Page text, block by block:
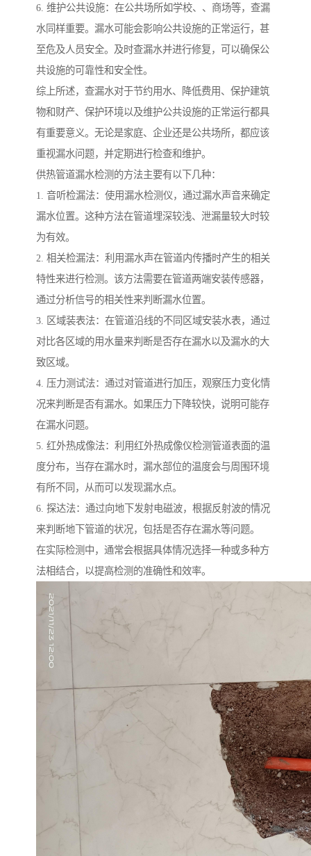
6. 维护公共设施：在公共场所如学校、、商场等，查漏
水同样重要。漏水可能会影响公共设施的正常运行，甚
至危及人员安全。及时查漏水并进行修复，可以确保公
共设施的可靠性和安全性。
综上所述，查漏水对于节约用水、降低费用、保护建筑
物和财产、保护环境以及维护公共设施的正常运行都具
有重要意义。无论是家庭、企业还是公共场所，都应该
重视漏水问题，并定期进行检查和维护。
供热管道漏水检测的方法主要有以下几种：
1. 音听检漏法：使用漏水检测仪，通过漏水声音来确定
漏水位置。这种方法在管道埋深较浅、泄漏量较大时较
为有效。
2. 相关检漏法：利用漏水声在管道内传播时产生的相关
特性来进行检测。该方法需要在管道两端安装传感器，
通过分析信号的相关性来判断漏水位置。
3. 区域装表法：在管道沿线的不同区域安装水表，通过
对比各区域的用水量来判断是否存在漏水以及漏水的大
致区域。
4. 压力测试法：通过对管道进行加压，观察压力变化情
况来判断是否有漏水。如果压力下降较快，说明可能存
在漏水问题。
5. 红外热成像法：利用红外热成像仪检测管道表面的温
度分布，当存在漏水时，漏水部位的温度会与周围环境
有所不同，从而可以发现漏水点。
6. 探达法：通过向地下发射电磁波，根据反射波的情况
来判断地下管道的状况，包括是否存在漏水等问题。
在实际检测中，通常会根据具体情况选择一种或多种方
法相结合，以提高检测的准确性和效率。